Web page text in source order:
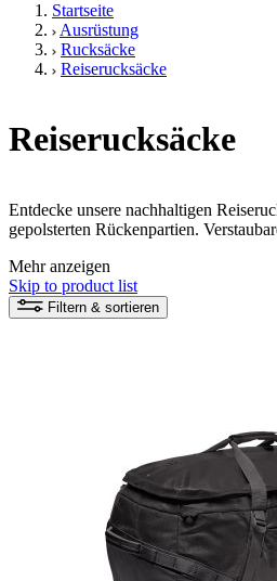
Startseite
Ausrüstung
Rucksäcke
Reiserucksäcke
Reiserucksäcke
Entdecke unsere nachhaltigen
gepolsterten Rückenpartien.
Reisen. Unsere Rucksäcke für Reisen
mit umweltfreundlicher Herstellung
Komfort sowie maximale Funktionalität.
Mehr anzeigen
Skip to product list
Filtern & sortieren